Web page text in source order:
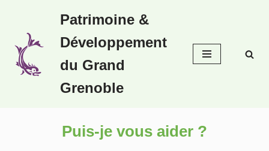
au
contenu
Patrimoine &
Développement
du Grand
Grenoble
Puis-je vous aider ?